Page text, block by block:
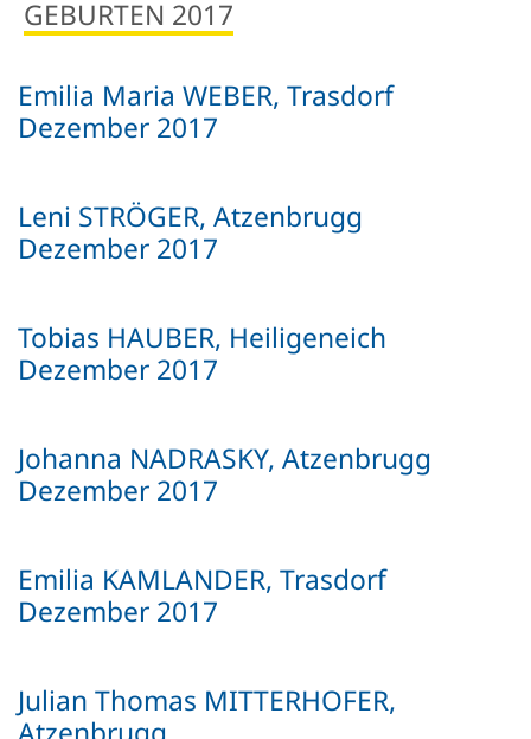
Newsletter
Notdienste
Einrichtungen
Anfrageformular
Kultur.Region NÖ
Schubert Schloss Atzenbrugg
Geschichte
Vereine & Institutionen
Veranstaltungen
Sehenswertes
Heurigen & Wein
Verkehrsanbindung
Nahversorgung
Karten und Lageplan
Daten & Fakten
GEBURTEN 2017
Emilia Maria WEBER, Trasdorf
Dezember 2017
Leni STRÖGER, Atzenbrugg
Dezember 2017
Tobias HAUBER, Heiligeneich
Dezember 2017
Johanna NADRASKY, Atzenbrugg
Dezember 2017
Emilia KAMLANDER, Trasdorf
Dezember 2017
Julian Thomas MITTERHOFER,